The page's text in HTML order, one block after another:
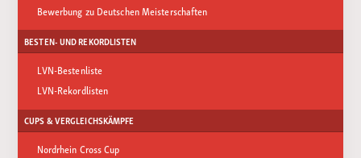
Bewerbung zu Deutschen Meisterschaften
BESTEN- UND REKORDLISTEN
LVN-Bestenliste
LVN-Rekordlisten
CUPS & VERGLEICHSKÄMPFE
Nordrhein Cross Cup